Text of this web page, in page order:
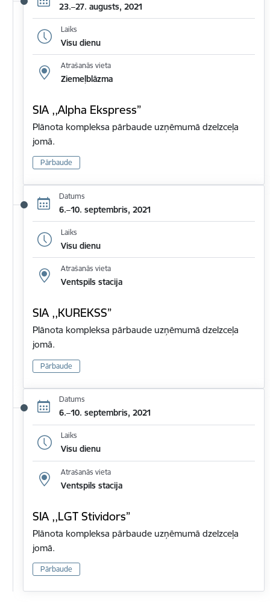
23.–27. augusts, 2021
Laiks
Visu dienu
Atrašanās vieta
Ziemeļblāzma
SIA ,,Alpha Ekspress”
Plānota kompleksa pārbaude uzņēmumā dzelzceļa
jomā.
Pārbaude
Datums
6.–10. septembris, 2021
Laiks
Visu dienu
Atrašanās vieta
Ventspils stacija
SIA ,,KUREKSS”
Plānota kompleksa pārbaude uzņēmumā dzelzceļa
jomā.
Pārbaude
Datums
6.–10. septembris, 2021
Laiks
Visu dienu
Atrašanās vieta
Ventspils stacija
SIA ,,LGT Stividors”
Plānota kompleksa pārbaude uzņēmumā dzelzceļa
jomā.
Pārbaude